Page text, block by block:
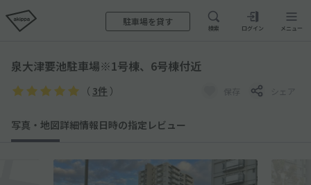
駐車場を貸す
検索 ログイン メニュー
泉大津要池駐車場※1号棟、6号棟付近
（ 3件 ） 保存 シェア
写真・地図詳細情報日時の指定 レビュー